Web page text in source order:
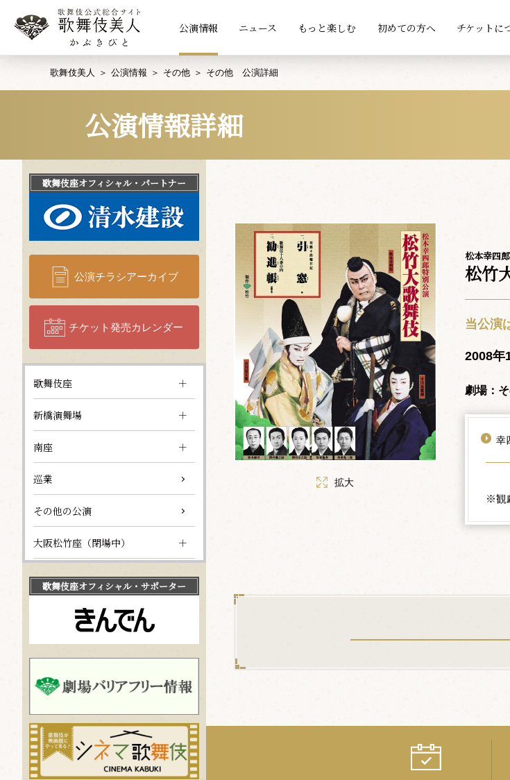
公演情報 ニュース もっと楽しむ 初めての方へ チケットに
歌舞伎美人 公演情報 その他 その他 公演詳細
公演情報詳細
拡大
松本幸四
松竹
当公演
2008年
劇場：
幸
※観
歌舞伎座オフィシャル・パートナー
公演チラシアーカイブ
チケット発売カレンダー
歌舞伎座
新橋演舞場
南座
巡業
その他の公演
大阪松竹座（閉場中）
歌舞伎座オフィシャル・サポーター